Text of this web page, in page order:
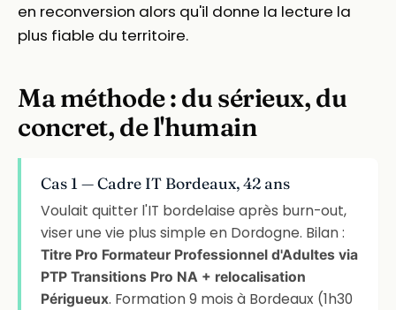
en reconversion alors qu'il donne la lecture la
plus fiable du territoire.
Ma méthode : du sérieux, du
concret, de l'humain
Cas 1 — Cadre IT Bordeaux, 42 ans
Voulait quitter l'IT bordelaise après burn-out,
viser une vie plus simple en Dordogne. Bilan :
Titre Pro Formateur Professionnel d'Adultes via
PTP Transitions Pro NA + relocalisation
Périgueux. Formation 9 mois à Bordeaux (1h30